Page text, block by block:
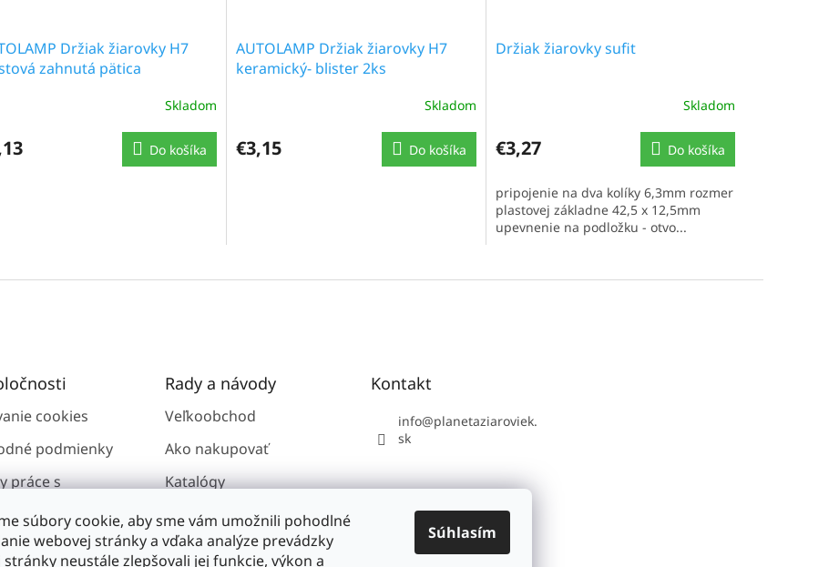
súbory cookie, aby sme vám umožnili pohodlné
webovej stránky a vďaka analýze prevádzky
neustále zlepšovali jej funkcie, výkon a
Súhlasím
Držiak žiarovky H7
zahnutá pätica
Skladom
Do košíka
AUTOLAMP Držiak žiarovky H7
keramický- blister 2ks
Skladom
€3,15 Do košíka
Držiak žiarovky sufit
Skladom
€3,27 Do košíka
pripojenie na dva kolíky 6,3mm rozmer
plastovej základne 42,5 x 12,5mm
upevnenie na podložku - otvo...
cookies
podmienky
práce s
Rady a návody
Veľkoobchod
Ako nakupovať
Katalógy
Kontakt
info@planetaziaroviek.
sk